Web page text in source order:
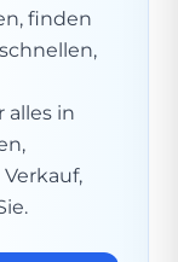
finden
alles in